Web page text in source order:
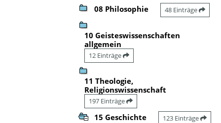
08 Philosophie 48 Einträge
10 Geisteswissenschaften
allgemein
12 Einträge
11 Theologie,
Religionswissenschaft
197 Einträge
15 Geschichte 123 Einträge